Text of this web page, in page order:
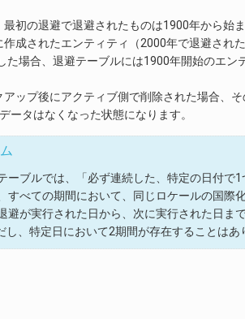
初の退避で退避されたものは1900年から始
成されたエンティティ（2000年で退避され
た場合、退避テーブルには1900年開始のエ
アップ後にアクティブ側で削除された場合、
ータはなくなった状態になります。
ーブルでは、「必ず連続した、特定の日付で
すべての期間において、同じロケールの国際
避が実行された日から、次に実行された日ま
し、特定日において2期間が存在することはあ